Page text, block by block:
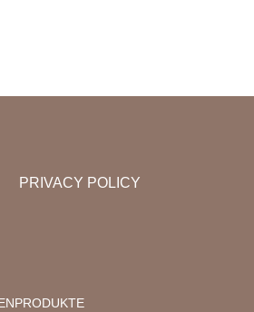
PRIVACY POLICY